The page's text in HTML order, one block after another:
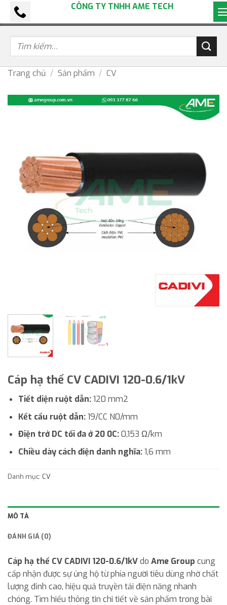
dung
CÔNG TY TNHH AME TECH
Trang chủ / Sản phẩm / CV
Cáp hạ thế CV CADIVI 120-0.6/1kV
Tiết diện ruột dẫn:120 mm2
Kết cấu ruột dẫn:19/CC N0/mm
Điện trở DC tối đa ở 20 0C:0,153 Ω/km
Chiều dày cách điện danh nghĩa:1,6 mm
Danh mục: CV
MÔ TẢ
ĐÁNH GIÁ (0)
Cáp hạ thế CV CADIVI 120-0.6/1kVdo Ame Group cung
cấp nhận được sự ủng hộ từ phía người tiêu dùng nhờ chất
lượng đỉnh cao, hiệu quả truyền tải điện năng nhanh
chóng. Tìm hiểu thông tin chi tiết về sản phẩm trong bài